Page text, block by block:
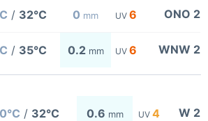
/ 32°C 0 mm UV 6 ONO 2
/ 35°C 0.2 mm UV 6 WNW 2
/ 32°C 0.6 mm UV 4 W 2